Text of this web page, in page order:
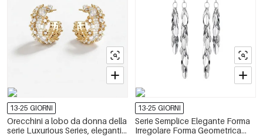
13-25 GIORNI
Orecchini a lobo da donna della
serie Luxurious Series, eleganti e
13-25 GIORNI
Serie Semplice Elegante Forma
Irregolare Forma Geometrica